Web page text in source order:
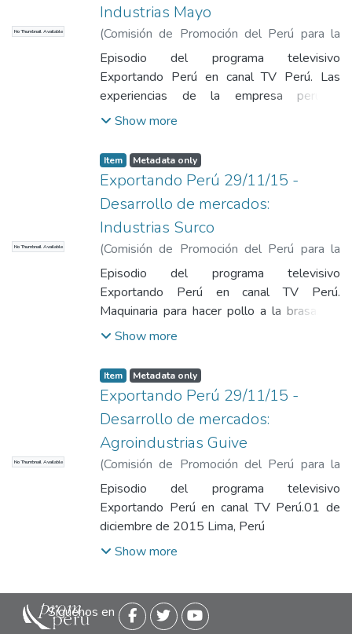
No Thumbnail Available
Industrias Mayo
(Comisión de Promoción del Perú para la
Exportación y el Turismo,2015-12-01)
Comisión de Promoción del Perú para la
Exportación y el Turismo
Episodio del programa televisivo
Exportando Perú en canal TV Perú. Las
experiencias de la empresa peruana
Industrias Mayo, que exporta chocolate
2015 Lima, Perú
Show more
No Thumbnail Available
Item Metadata only
Exportando Perú 29/11/15 -
Desarrollo de mercados:
Industrias Surco
(Comisión de Promoción del Perú para la
Exportación y el Turismo,2015-12-01)
Comisión de Promoción del Perú para la
Exportación y el Turismo
Episodio del programa televisivo
Exportando Perú en canal TV Perú.
Maquinaria para hacer pollo a la brasa. 01
de diciembre de 2015 Lima, Perú
Show more
No Thumbnail Available
Item Metadata only
Exportando Perú 29/11/15 -
Desarrollo de mercados:
Agroindustrias Guive
(Comisión de Promoción del Perú para la
Exportación y el Turismo,2015-12-01)
Comisión de Promoción del Perú para la
Exportación y el Turismo
Episodio del programa televisivo
Exportando Perú en canal TV Perú.01 de
diciembre de 2015 Lima, Perú
Show more
Siguenos en